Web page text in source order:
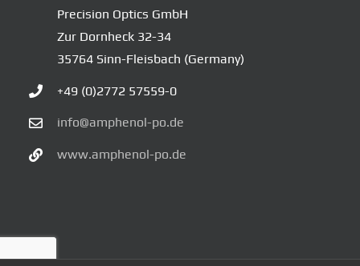
Precision Optics GmbH
Zur Dornheck 32-34
35764 Sinn-Fleisbach (Germany)
+49 (0)2772 57559-0
info@amphenol-po.de
www.amphenol-po.de